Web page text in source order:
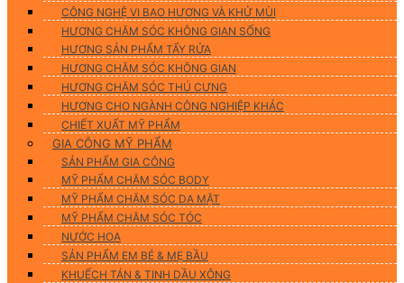
CÔNG NGHỆ VI BAO HƯƠNG VÀ KHỬ MÙI
HƯƠNG CHĂM SÓC KHÔNG GIAN SỐNG
HƯƠNG SẢN PHẨM TẨY RỬA
HƯƠNG CHĂM SÓC KHÔNG GIAN
HƯƠNG CHĂM SÓC THÚ CƯNG
HƯƠNG CHO NGÀNH CÔNG NGHIỆP KHÁC
CHIẾT XUẤT MỸ PHẨM
GIA CÔNG MỸ PHẨM
SẢN PHẨM GIA CÔNG
MỸ PHẨM CHĂM SÓC BODY
MỸ PHẨM CHĂM SÓC DA MẶT
MỸ PHẨM CHĂM SÓC TÓC
NƯỚC HOA
SẢN PHẨM EM BÉ & MẸ BẦU
KHUẾCH TÁN & TINH DẦU XÔNG